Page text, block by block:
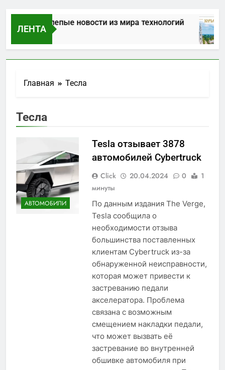
ЛЕНТА
Самые нелепые новости из мира технологий
01.04.2025
Главная Тесла
Тесла
АВТОМОБИЛИ
Tesla отзывает 3878
автомобилей Cybertruck
Click 20.04.2024 0
1
минуты
По данным издания The Verge,
Tesla сообщила о
необходимости отзыва
большинства поставленных
клиентам Cybertruck из-за
обнаруженной неисправности,
которая может привести к
застреванию педали
акселератора. Проблема
связана с возможным
смещением накладки педали,
что может вызвать её
застревание во внутренней
обшивке автомобиля при